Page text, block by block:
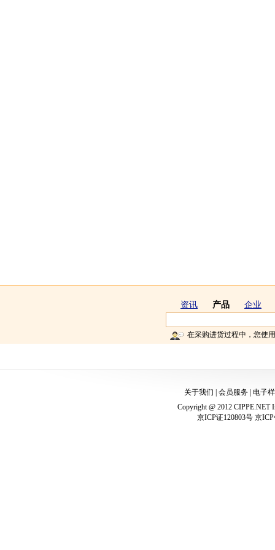
资讯 产品 企业
在采购进货过程中，您使
关于我们 会员服务| 电子
Copyright @ 2012 CIPPE.NET
京ICP证120803号 京